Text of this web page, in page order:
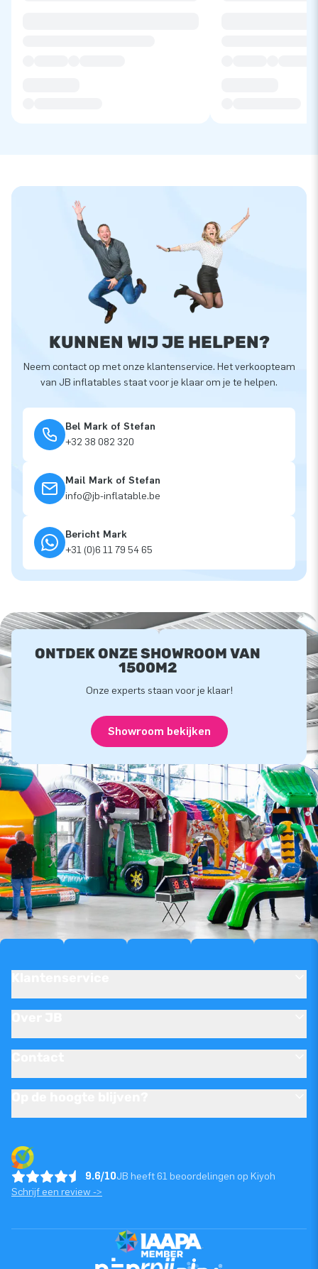
KUNNEN WIJ JE HELPEN?
Neem contact op met onze klantenservice. Het verkoopteam
van JB inflatables staat voor je klaar om je te helpen.
Bel Mark of Stefan
+32 38 082 320
Mail Mark of Stefan
info@jb-inflatable.be
Bericht Mark
+31 (0)6 11 79 54 65
ONTDEK ONZE SHOWROOM VAN
1500M2
Onze experts staan voor je klaar!
Showroom bekijken
9.6/10JB heeft 61 beoordelingen op Kiyoh
Schrijf een review ->